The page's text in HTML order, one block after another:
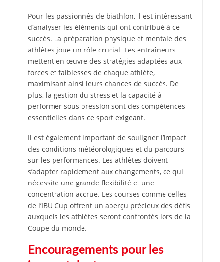
Pour les passionnés de biathlon, il est intéressant
d’analyser les éléments qui ont contribué à ce
succès. La préparation physique et mentale des
athlètes joue un rôle crucial. Les entraîneurs
mettent en œuvre des stratégies adaptées aux
forces et faiblesses de chaque athlète,
maximisant ainsi leurs chances de succès. De
plus, la gestion du stress et la capacité à
performer sous pression sont des compétences
essentielles dans ce sport exigeant.
Il est également important de souligner l’impact
des conditions météorologiques et du parcours
sur les performances. Les athlètes doivent
s’adapter rapidement aux changements, ce qui
nécessite une grande flexibilité et une
concentration accrue. Les courses comme celles
de l’IBU Cup offrent un aperçu précieux des défis
auxquels les athlètes seront confrontés lors de la
Coupe du monde.
Encouragements pour les